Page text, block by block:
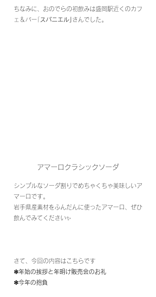
ちなみに、おのでらの初飲みは盛岡駅近くのカフ
ェ＆バー｢
スパニエル｣ さんでした。
アマーロクラシックソーダ
シンプルなソーダ割りでめちゃくちゃ美味しいア
マーロです。
岩手県産素材をふんだんに使ったアマーロ、ぜひ
飲んでみてください✨
さて、今回の内容はこちらです
✻年始の挨拶と年明け販売会のお礼
✻今年の抱負